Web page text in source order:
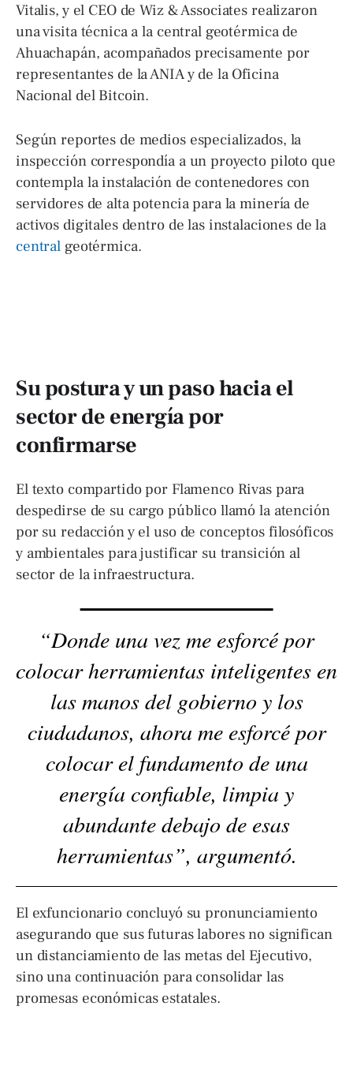
Vitalis, y el CEO de Wiz & Associates realizaron
una visita técnica a la central geotérmica de
Ahuachapán, acompañados precisamente por
representantes de la ANIA y de la Oficina
Nacional del Bitcoin.
Según reportes de medios especializados, la
inspección correspondía a un proyecto piloto que
contempla la instalación de contenedores con
servidores de alta potencia para la minería de
activos digitales dentro de las instalaciones de la
central geotérmica.
Su postura y un paso hacia el
sector de energía por
confirmarse
El texto compartido por Flamenco Rivas para
despedirse de su cargo público llamó la atención
por su redacción y el uso de conceptos filosóficos
y ambientales para justificar su transición al
sector de la infraestructura.
“Donde una vez me esforcé por
colocar herramientas inteligentes en
las manos del gobierno y los
ciudadanos, ahora me esforcé por
colocar el fundamento de una
energía confiable, limpia y
abundante debajo de esas
herramientas”, argumentó.
El exfuncionario concluyó su pronunciamiento
asegurando que sus futuras labores no significan
un distanciamiento de las metas del Ejecutivo,
sino una continuación para consolidar las
promesas económicas estatales.